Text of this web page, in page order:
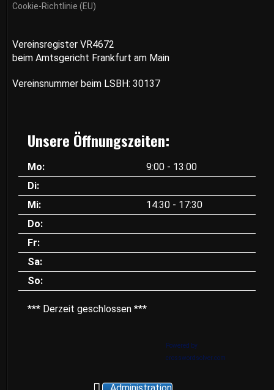
Cookie-Richtlinie (EU)
Vereinsregister VR4672
beim Amtsgericht Frankfurt am Main
Vereinsnummer beim LSBH: 30137
Unsere Öffnungszeiten:
Mo:
9:00 - 13:00
Di:
Mi:
14:30 - 17:30
Do:
Fr:
Sa:
So:
*** Derzeit geschlossen ***
Powered by
crosswordsolver.com